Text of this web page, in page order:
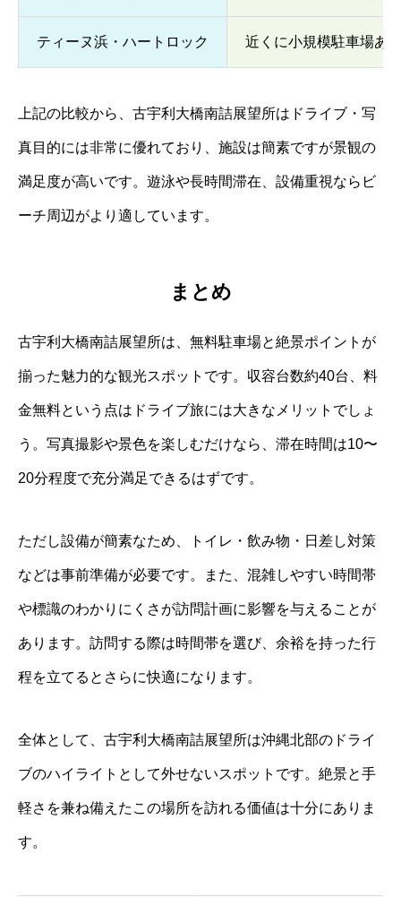
ティーヌ浜・ハートロック 近くに小規模駐車場あ
上記の比較から、古宇利大橋南詰展望所はドライブ・写
真目的には非常に優れており、施設は簡素ですが景観の
満足度が高いです。遊泳や長時間滞在、設備重視ならビ
ーチ周辺がより適しています。
まとめ
古宇利大橋南詰展望所は、無料駐車場と絶景ポイントが
揃った魅力的な観光スポットです。収容台数約40台、料
金無料という点はドライブ旅には大きなメリットでしょ
う。写真撮影や景色を楽しむだけなら、滞在時間は10〜
20分程度で充分満足できるはずです。
ただし設備が簡素なため、トイレ・飲み物・日差し対策
などは事前準備が必要です。また、混雑しやすい時間帯
や標識のわかりにくさが訪問計画に影響を与えることが
あります。訪問する際は時間帯を選び、余裕を持った行
程を立てるとさらに快適になります。
全体として、古宇利大橋南詰展望所は沖縄北部のドライ
ブのハイライトとして外せないスポットです。絶景と手
軽さを兼ね備えたこの場所を訪れる価値は十分にありま
す。